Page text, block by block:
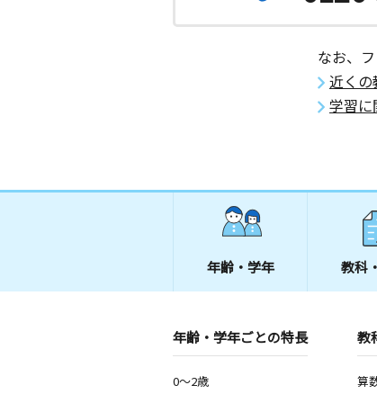
なお、
近くの
学習に
年齢・学年 教科
年齢・学年ごとの特長
0～2歳
教
算